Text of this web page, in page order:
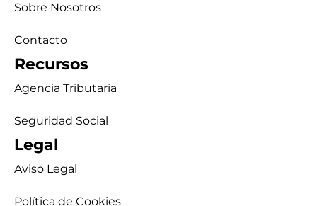
Sobre Nosotros
Contacto
Recursos
Agencia Tributaria
Seguridad Social
Legal
Aviso Legal
Política de Cookies